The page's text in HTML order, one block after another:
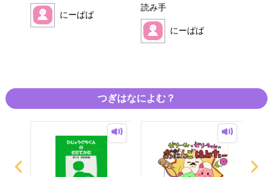
にーぱぱ
読み手
にーぱぱ
つぎはなによむ？